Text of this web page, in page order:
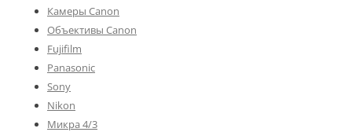
Камеры Canon
Объективы Canon
Fujifilm
Panasonic
Sony
Nikon
Микра 4/3